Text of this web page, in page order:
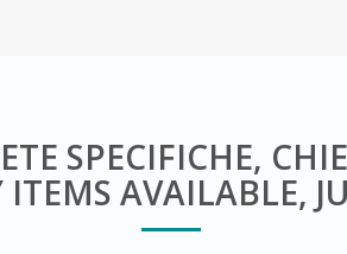
SPECIFICHE,
ITEMS AVAILABLE,